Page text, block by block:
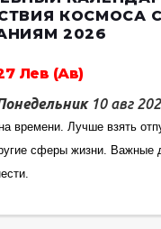
КОСМОСА
2026
Лев (Ав)
10 авг
времени. Лучше взять
сферы жизни. Важные